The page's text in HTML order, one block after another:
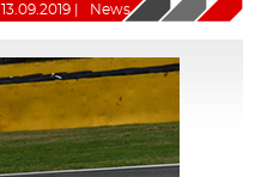
13.09.2019 News